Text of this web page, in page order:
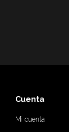
Cuenta
Mi cuenta